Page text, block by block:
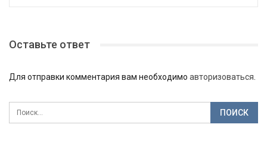
Оставьте ответ
Для отправки комментария вам необходимо авторизоваться